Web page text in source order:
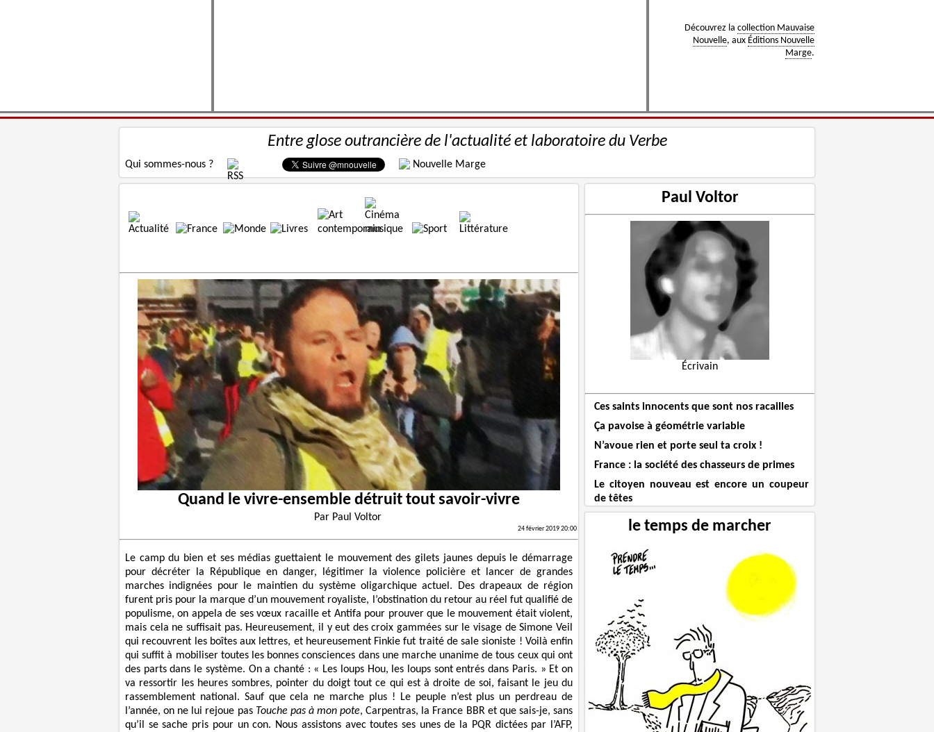
Découvrez la collection Mauvaise
Nouvelle, aux Éditions Nouvelle
Marge.
Entre glose outrancière de l'actualité et laboratoire du Verbe
Qui sommes-nous ? Nouvelle Marge
Quand le vivre-ensemble détruit tout savoir-vivre
Par Paul Voltor
24 février 2019 20:00
Le camp du bien et ses médias guettaient le mouvement des gilets jaunes depuis le démarrage
pour décréter la République en danger, légitimer la violence policière et lancer de grandes
marches indignées pour le maintien du système oligarchique actuel. Des drapeaux de région
furent pris pour la marque d’un mouvement royaliste, l’obstination du retour au réel fut qualifié de
populisme, on appela de ses vœux racaille et Antifa pour prouver que le mouvement était violent,
mais cela ne suffisait pas. Heureusement, il y eut des croix gammées sur le visage de Simone Veil
qui recouvrent les boîtes aux lettres, et heureusement Finkie fut traité de sale sioniste ! Voilà enfin
qui suffit à mobiliser toutes les bonnes consciences dans une marche unanime de tous ceux qui ont
des parts dans le système. On a chanté : « Les loups Hou, les loups sont entrés dans Paris. » Et on
va ressortir les heures sombres, pointer du doigt tout ce qui est à droite de soi, faisant le jeu du
rassemblement national. Sauf que cela ne marche plus ! Le peuple n’est plus un perdreau de
l’année, on ne lui rejoue pas Touche pas à mon pote, Carpentras, la France BBR et que sais-je, sans
qu’il se sache pris pour un con. Nous assistons avec toutes ses unes de la PQR dictées par l’AFP,
Paul Voltor
Écrivain
Ces saints innocents que sont nos racailles
Ça pavoise à géométrie variable
N’avoue rien et porte seul ta croix !
France : la société des chasseurs de primes
Le citoyen nouveau est encore un coupeur
de têtes
le temps de marcher